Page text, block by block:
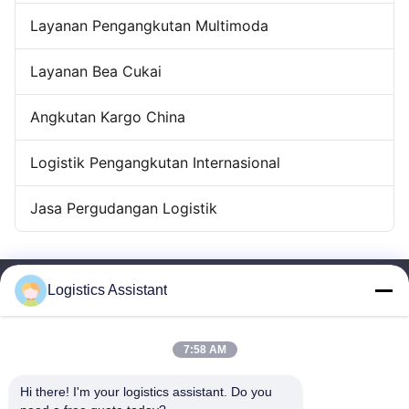
Layanan Pengangkutan Multimoda
Layanan Bea Cukai
Angkutan Kargo China
Logistik Pengangkutan Internasional
Jasa Pergudangan Logistik
Logistics Assistant
7:58 AM
Hi there! I'm your logistics assistant. Do you